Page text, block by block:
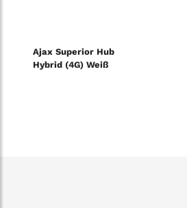
Ajax Superior Hub
Hybrid (4G) Weiß